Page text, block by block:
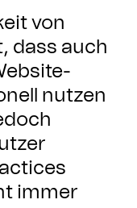
von
dass auch
nutzen
immer